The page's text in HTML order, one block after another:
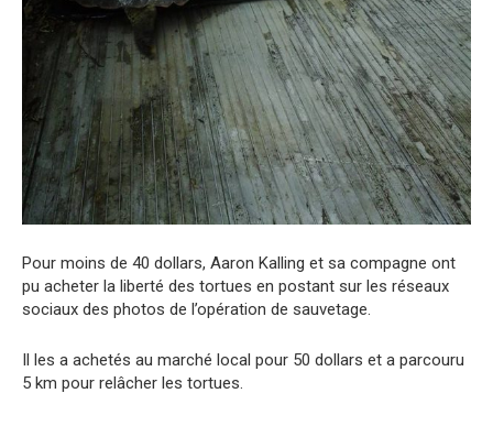
Pour moins de 40 dollars, Aaron Kalling et sa compagne ont
pu acheter la liberté des tortues en postant sur les réseaux
sociaux des photos de l’opération de sauvetage.
Il les a achetés au marché local pour 50 dollars et a parcouru
5 km pour relâcher les tortues.